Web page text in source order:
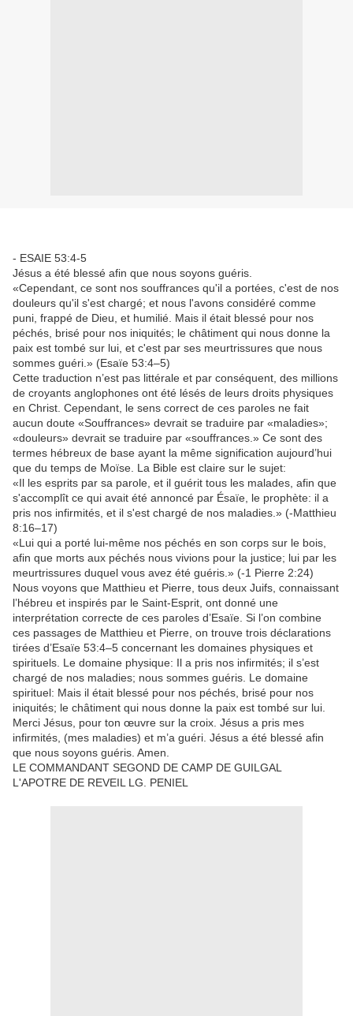
- ESAIE 53:4-5
Jésus a été blessé afin que nous soyons guéris.
«Cependant, ce sont nos souffrances qu'il a portées, c'est de nos
douleurs qu'il s'est chargé; et nous l'avons considéré comme
puni, frappé de Dieu, et humilié. Mais il était blessé pour nos
péchés, brisé pour nos iniquités; le châtiment qui nous donne la
paix est tombé sur lui, et c'est par ses meurtrissures que nous
sommes guéri.» (Esaïe 53:4–5)
Cette traduction n’est pas littérale et par conséquent, des millions
de croyants anglophones ont été lésés de leurs droits physiques
en Christ. Cependant, le sens correct de ces paroles ne fait
aucun doute «Souffrances» devrait se traduire par «maladies»;
«douleurs» devrait se traduire par «souffrances.» Ce sont des
termes hébreux de base ayant la même signification aujourd’hui
que du temps de Moïse. La Bible est claire sur le sujet:
«Il les esprits par sa parole, et il guérit tous les malades, afin que
s'accomplît ce qui avait été annoncé par Ésaïe, le prophète: il a
pris nos infirmités, et il s'est chargé de nos maladies.» (-Matthieu
8:16–17)
«Lui qui a porté lui-même nos péchés en son corps sur le bois,
afin que morts aux péchés nous vivions pour la justice; lui par les
meurtrissures duquel vous avez été guéris.» (-1 Pierre 2:24)
Nous voyons que Matthieu et Pierre, tous deux Juifs, connaissant
l’hébreu et inspirés par le Saint-Esprit, ont donné une
interprétation correcte de ces paroles d’Esaïe. Si l’on combine
ces passages de Matthieu et Pierre, on trouve trois déclarations
tirées d’Esaïe 53:4–5 concernant les domaines physiques et
spirituels. Le domaine physique: Il a pris nos infirmités; il s’est
chargé de nos maladies; nous sommes guéris. Le domaine
spirituel: Mais il était blessé pour nos péchés, brisé pour nos
iniquités; le châtiment qui nous donne la paix est tombé sur lui.
Merci Jésus, pour ton œuvre sur la croix. Jésus a pris mes
infirmités, (mes maladies) et m’a guéri. Jésus a été blessé afin
que nous soyons guéris. Amen.
LE COMMANDANT SEGOND DE CAMP DE GUILGAL
L'APOTRE DE REVEIL LG. PENIEL